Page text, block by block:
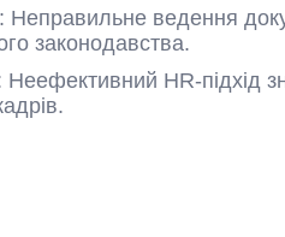
: Неправильне ведення
законодавства.
Неефективний HR-підхід